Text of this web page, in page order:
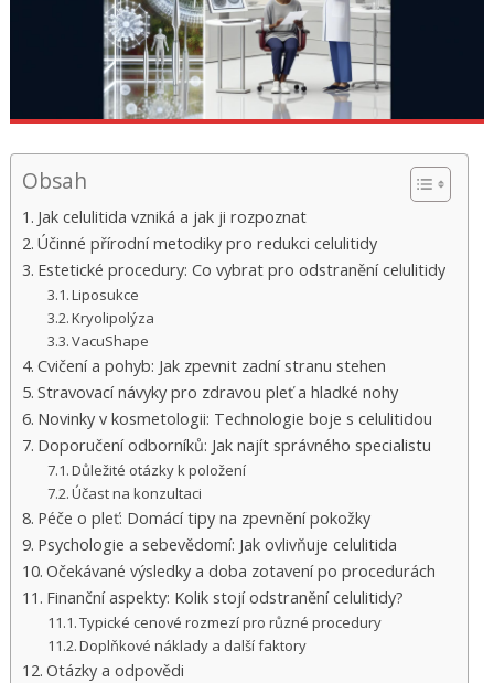
Obsah
Jak celulitida vzniká a jak ji rozpoznat
Účinné přírodní metodiky pro redukci celulitidy
Estetické procedury: Co vybrat pro odstranění celulitidy
Liposukce
Kryolipolýza
VacuShape
Cvičení a pohyb: Jak zpevnit zadní stranu stehen
Stravovací návyky pro zdravou pleť a hladké nohy
Novinky v kosmetologii: Technologie boje s celulitidou
Doporučení odborníků: Jak najít správného specialistu
Důležité otázky k položení
Účast na konzultaci
Péče o pleť: Domácí tipy na zpevnění pokožky
Psychologie a sebevědomí: Jak ovlivňuje celulitida
Očekávané výsledky a doba zotavení po procedurách
Finanční aspekty: Kolik stojí odstranění celulitidy?
Typické cenové rozmezí pro různé procedury
Doplňkové náklady a další faktory
Otázky a odpovědi